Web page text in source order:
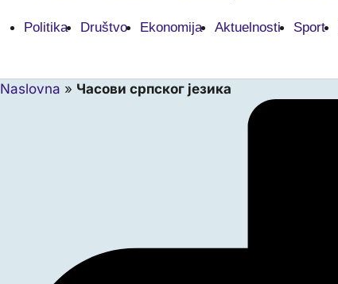
Politika Društvo Ekonomija Aktuelnosti Sport
Naslovna » Часови српског језика